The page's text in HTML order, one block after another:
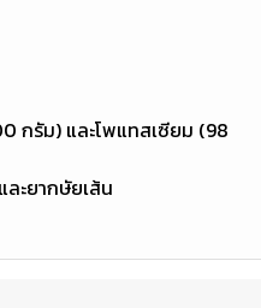
กรัม) และโพแทสเซียม (98
ะยากษัยเส้น